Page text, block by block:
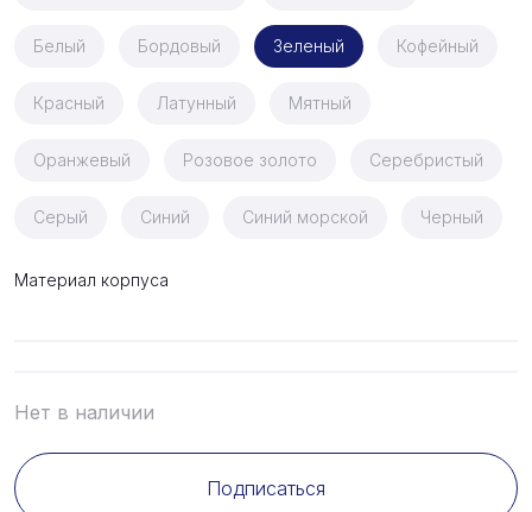
Белый Бордовый Зеленый Кофейный
Красный Латунный Мятный
Оранжевый Розовое золото Серебристый
Серый Синий Синий морской Черный
Материал корпуса
Нет в наличии
Подписаться